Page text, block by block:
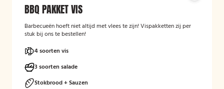
BBQ PAKKET VIS
Barbecueën hoeft niet altijd met vlees te zijn! Vispakketten zij per
stuk bij ons te bestellen!
4 soorten vis
3 soorten salade
Stokbrood + Sauzen